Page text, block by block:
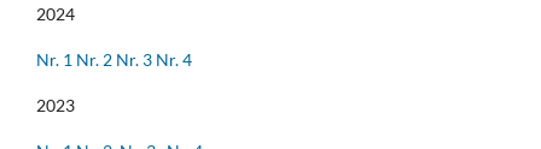
2024
Nr. 1 Nr. 2 Nr. 3 Nr. 4
2023